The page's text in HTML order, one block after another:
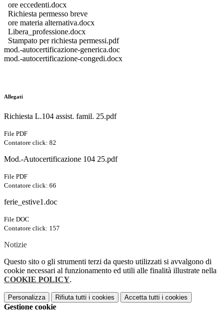
ore eccedenti.docx
Richiesta permesso breve
ore materia alternativa.docx
Libera_professione.docx
Stampato per richiesta permessi.pdf
mod.-autocertificazione-generica.doc
mod.-autocertificazione-congedi.docx
Allegati
Richiesta L.104 assist. famil. 25.pdf
File PDF
Contatore click: 82
Mod.-Autocertificazione 104 25.pdf
File PDF
Contatore click: 66
ferie_estive1.doc
File DOC
Contatore click: 157
Notizie
Questo sito o gli strumenti terzi da questo utilizzati si avvalgono di
cookie necessari al funzionamento ed utili alle finalità illustrate nella
COOKIE POLICY.
Personalizza Rifiuta tutti i cookies Accetta tutti i cookies
Gestione cookie